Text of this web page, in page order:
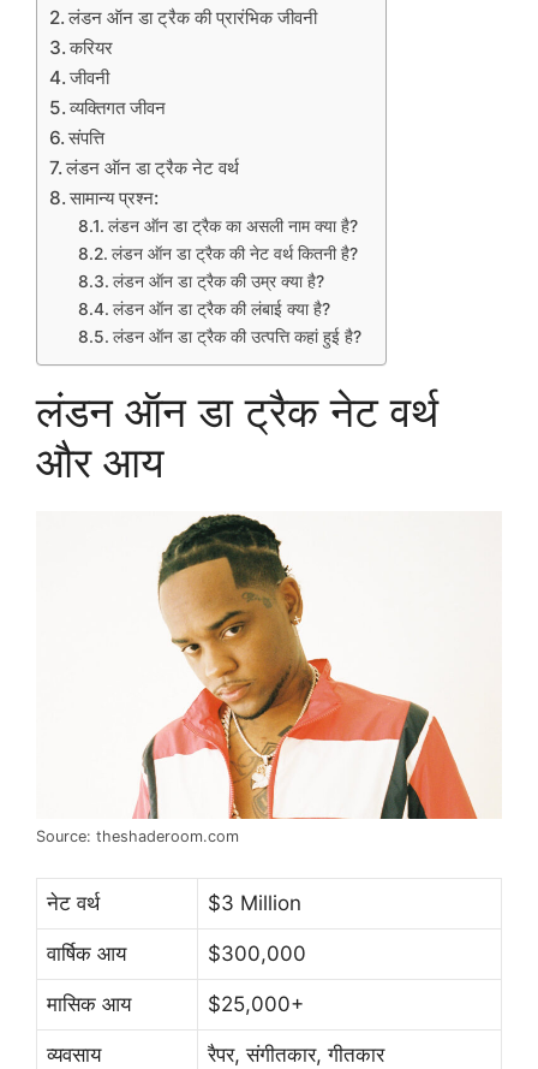
लंडन ऑन डा ट्रैक की प्रारंभिक जीवनी
करियर
जीवनी
व्यक्तिगत जीवन
संपत्ति
लंडन ऑन डा ट्रैक नेट वर्थ
सामान्य प्रश्न:
लंडन ऑन डा ट्रैक का असली नाम क्या है?
लंडन ऑन डा ट्रैक की नेट वर्थ कितनी है?
लंडन ऑन डा ट्रैक की उम्र क्या है?
लंडन ऑन डा ट्रैक की लंबाई क्या है?
लंडन ऑन डा ट्रैक की उत्पत्ति कहां हुई है?
लंडन ऑन डा ट्रैक नेट वर्थ
और आय
Source: theshaderoom.com
नेट वर्थ $3 Million
वार्षिक आय $300,000
मासिक आय $25,000+
व्यवसाय रैपर, संगीतकार, गीतकार